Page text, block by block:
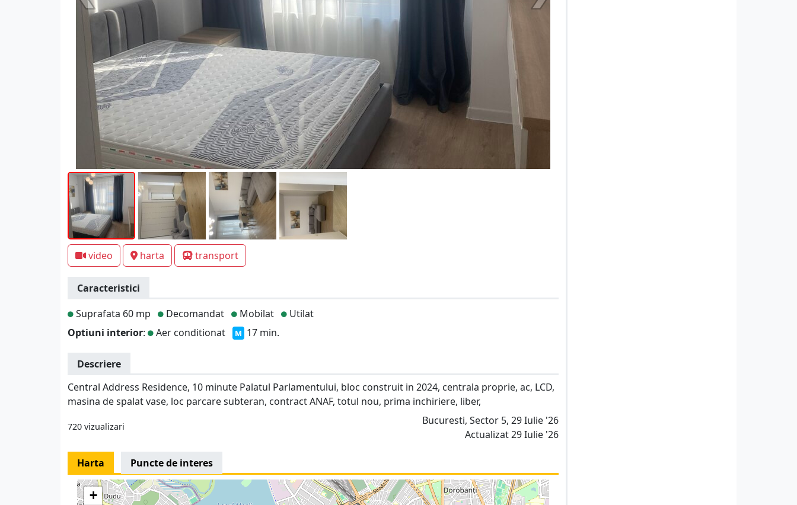
video harta transport
Caracteristici
Suprafata 60 mp
Decomandat Mobilat
Utilat
Optiuni interior: Aer conditionat M 17 min.
Descriere
Central Address Residence, 10 minute Palatul Parlamentului, bloc construit in 2024, centrala proprie, ac, LCD,
masina de spalat vase, loc parcare subteran, contract ANAF, totul nou, prima inchiriere, liber,
720 vizualizari
Bucuresti, Sector 5, 29 Iulie '26
Actualizat 29 Iulie '26
Harta Puncte de interes
+